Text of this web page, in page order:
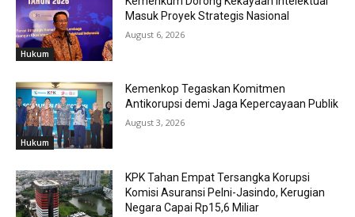
Hukum
Masuk Proyek Strategis Nasional
August 6, 2026
Hukum
Kemenkop Tegaskan Komitmen
Antikorupsi demi Jaga Kepercayaan Publik
August 3, 2026
KPK Tahan Empat Tersangka Korupsi
Komisi Asuransi Pelni-Jasindo, Kerugian
Negara Capai Rp15,6 Miliar